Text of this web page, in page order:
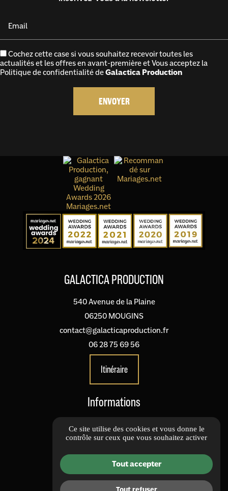
Email
Cochez cette case si vous souhaitez recevoir toutes les
actualités et les offres en avant-première et Vous acceptez la
Politique de confidentialitédeGalactica Production
GALACTICA PRODUCTION
540 Avenue de la Plaine
06250 MOUGINS
contact@galacticaproduction.fr
06 28 75 69 56
Itinéraire
Informations
Informations complémentaires
Mentions légales
Politique de confidentialité
Gestion des cookies
Ce site utilise des cookies et vous donne le
contrôle sur ceux que vous souhaitez activer
Tout accepter